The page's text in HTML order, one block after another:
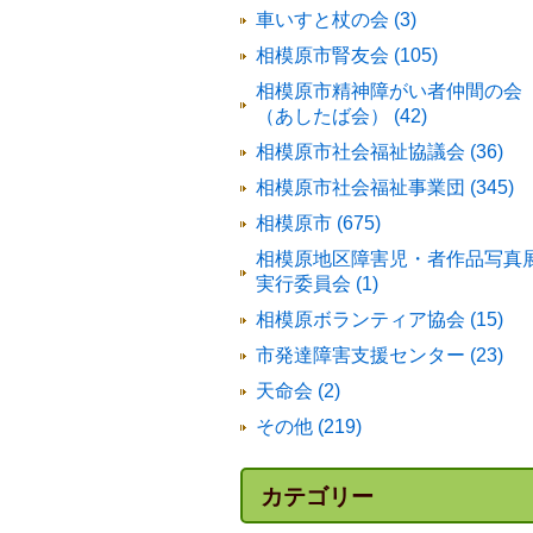
車いすと杖の会 (3)
相模原市腎友会 (105)
相模原市精神障がい者仲間の会
（あしたば会） (42)
相模原市社会福祉協議会 (36)
相模原市社会福祉事業団 (345)
相模原市 (675)
相模原地区障害児・者作品写真
実行委員会 (1)
相模原ボランティア協会 (15)
市発達障害支援センター (23)
天命会 (2)
その他 (219)
カテゴリー